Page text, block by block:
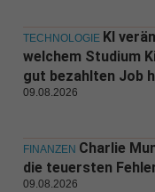
TECHNOLOGIE KI
welchem Studium
gut bezahlten Job
09.08.2026
FINANZEN Charlie
die teuersten
09.08.2026